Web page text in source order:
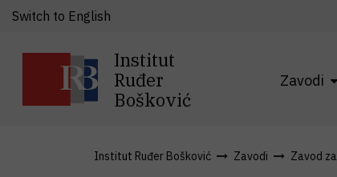
Institut
Ruđer
Bošković
Zavodi
Switch to English
Institut Ruđer Bošković Zavodi Zavod